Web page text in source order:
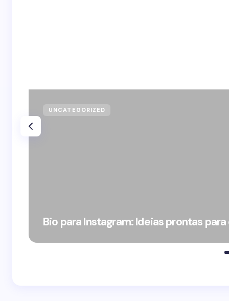
UNCATEGORIZED
Bio para Instagram: Ideias prontas